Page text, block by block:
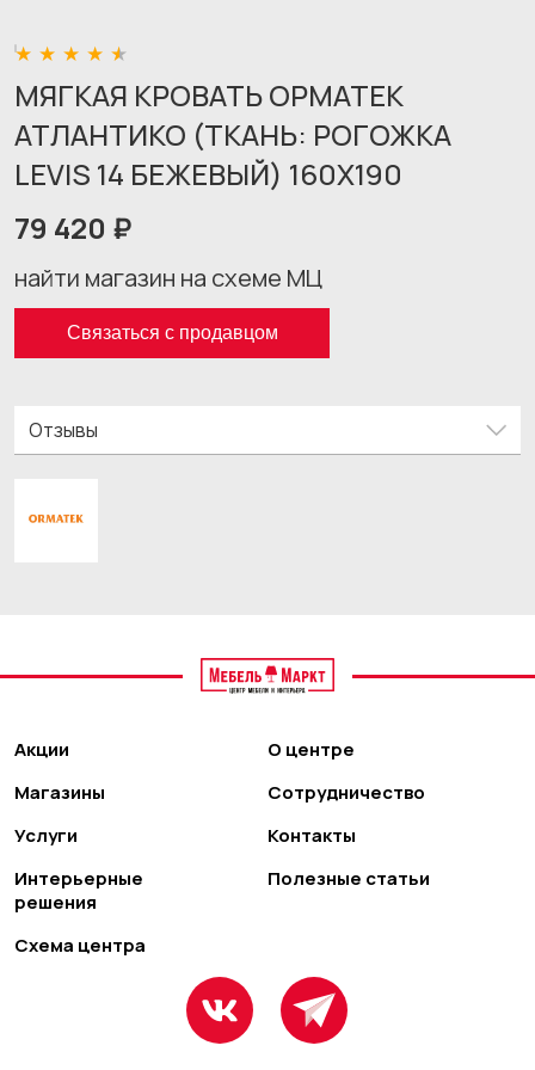
МЯГКАЯ КРОВАТЬ ОРМАТЕК
АТЛАНТИКО (ТКАНЬ: РОГОЖКА
LEVIS 14 БЕЖЕВЫЙ) 160X190
79 420 ₽
найти магазин на схеме МЦ
Связаться с продавцом
Отзывы
Акции
Магазины
Услуги
Интерьерные
решения
Схема центра
О центре
Сотрудничество
Контакты
Полезные статьи